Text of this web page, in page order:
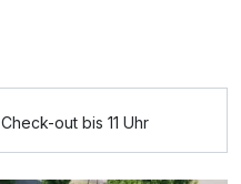
Check-out bis 11 Uhr